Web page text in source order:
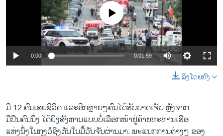
ຊຸມຊົນຊາວລາວ
ວິທະຍາສາດ-ເທັກໂນໂລຈີ
ທຸລະກິດ
ພາສາອັງກິດ
ລາຍການກະຈາຍສຽງ
ລາຍງານ
ຕິດຕາມພວກເຮົາ ທີ່
No media source currently available
0:00 0:01:59
ລິງໂດຍກົງ
ມີ 12 ຄົນເສຍຊີວິດ ແລະອີກຫຼາຍໆຄົນໄດ້ຮັບບາດເຈັບ ຫຼັງຈາກ
ມືປືນຄົນນຶ່ງ ໄດ້ຍິງສັງຫານແບບບໍ່ເລືອກໜ້າຢູ່ຄ້າຍທະຫານເຮືອ
ແຫ່ງນຶ່ງໃນກຸງວໍຊິງຕັນໃນມື້ວັນຈັນຜ່ານມາ. ພະແນກການຕ່າງໆ ຂອງ